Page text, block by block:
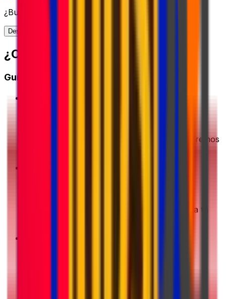
¿Buscas más opciones de envío?
Descubre toda nuestra gama de soluciones
¿CÓMO FUNCIONA?
Guía de inicio rápido
Introduce los detalles de tu envío. Te mostraremos
Elige tu opción de envío preferida y completa tu